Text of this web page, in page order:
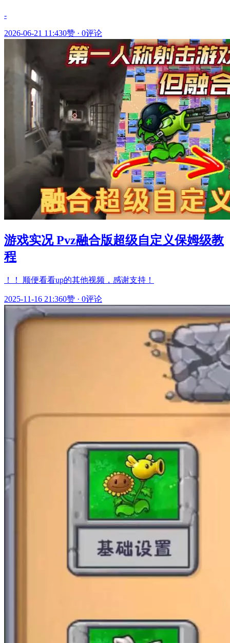
-
2026-06-21 11:430赞 · 0评论
游戏实况 Pvz融合版超级自定义保姆级教
程
！！ 顺便看看up的其他视频，感谢支持！
2025-11-16 21:360赞 · 0评论